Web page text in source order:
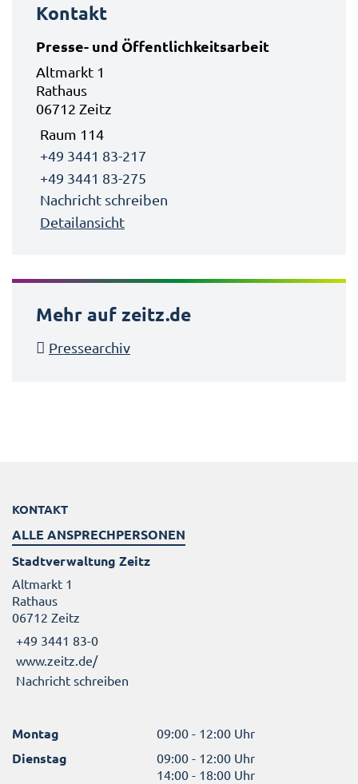
Kontakt
Presse- und Öffentlichkeitsarbeit
Altmarkt 1
Rathaus
06712 Zeitz
Raum 114
+49 3441 83-217
+49 3441 83-275
Nachricht schreiben
Detailansicht
Mehr auf zeitz.de
Pressearchiv
KONTAKT
ALLE ANSPRECHPERSONEN
Stadtverwaltung Zeitz
Altmarkt 1
Rathaus
06712 Zeitz
+49 3441 83-0
www.zeitz.de/
Nachricht schreiben
Montag 09:00 - 12:00 Uhr
Dienstag
09:00 - 12:00 Uhr
14:00 - 18:00 Uhr